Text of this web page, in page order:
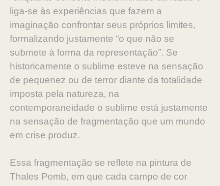
liga-se às experiências que fazem a
imaginação confrontar seus próprios limites,
formalizando justamente “o que não se
submete à forma da representação”. Se
historicamente o sublime esteve na sensação
de pequenez ou de terror diante da totalidade
imposta pela natureza, na
contemporaneidade o sublime está justamente
na sensação de fragmentação que um mundo
em crise produz.
Essa fragmentação se reflete na pintura de
Thales Pomb, em que cada campo de cor